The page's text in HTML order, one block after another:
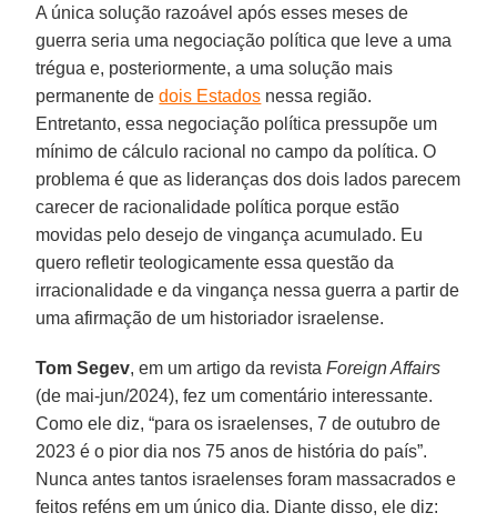
A única solução razoável após esses meses de
guerra seria uma negociação política que leve a uma
trégua e, posteriormente, a uma solução mais
permanente dedois Estados nessa região.
Entretanto, essa negociação política pressupõe um
mínimo de cálculo racional no campo da política. O
problema é que as lideranças dos dois lados parecem
carecer de racionalidade política porque estão
movidas pelo desejo de vingança acumulado. Eu
quero refletir teologicamente essa questão da
irracionalidade e da vingança nessa guerra a partir de
uma afirmação de um historiador israelense.
Tom Segev, em um artigo da revistaForeign Affairs
(de mai-jun/2024), fez um comentário interessante.
Como ele diz, “para os israelenses, 7 de outubro de
2023 é o pior dia nos 75 anos de história do país”.
Nunca antes tantos israelenses foram massacrados e
feitos reféns em um único dia. Diante disso, ele diz: